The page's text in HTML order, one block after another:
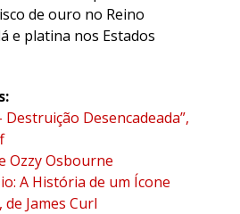
de ouro no Reino
e platina nos Estados
Destruição Desencadeada”,
Ozzy Osbourne
A História de um Ícone
James Curl